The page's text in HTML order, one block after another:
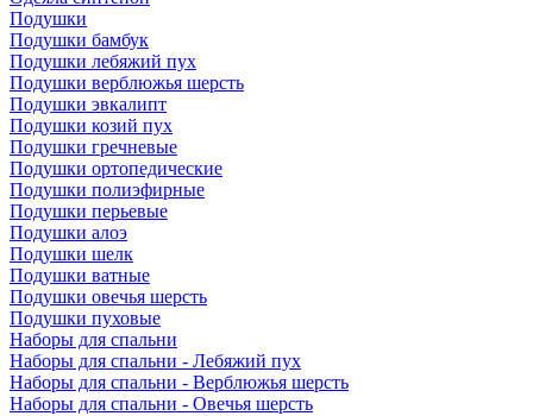
Подушки
Подушки бамбук
Подушки лебяжий пух
Подушки верблюжья шерсть
Подушки эвкалипт
Подушки козий пух
Подушки гречневые
Подушки ортопедические
Подушки полиэфирные
Подушки перьевые
Подушки алоэ
Подушки шелк
Подушки ватные
Подушки овечья шерсть
Подушки пуховые
Наборы для спальни
Наборы для спальни - Лебяжий пух
Наборы для спальни - Верблюжья шерсть
Наборы для спальни - Овечья шерсть